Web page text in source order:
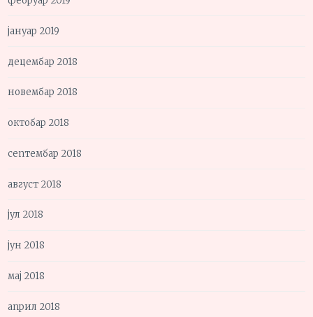
јануар 2019
децембар 2018
новембар 2018
октобар 2018
септембар 2018
август 2018
јул 2018
јун 2018
мај 2018
април 2018